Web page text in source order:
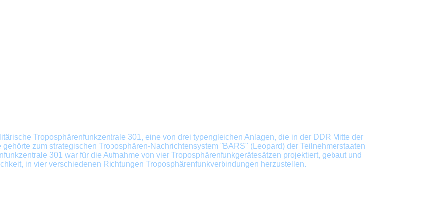
Troposphärenfunkzentrale 301, eine von drei typengleichen Anlagen, die in der DDR Mitte der
zum strategischen Troposphären-Nachrichtensystem "BARS" (Leopard) der Teilnehmerstaaten
301 war für die Aufnahme von vier Troposphärenfunkgerätesätzen projektiert, gebaut und
in vier verschiedenen Richtungen Troposphärenfunkverbindungen herzustellen.